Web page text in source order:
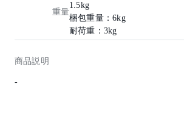
重量
1.5kg
梱包重量：6kg
耐荷重：3kg
商品説明
-